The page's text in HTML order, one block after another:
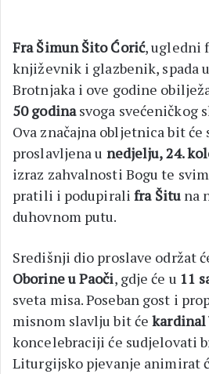
Fra Šimun Šito Ćorić, ugledni
književnik i glazbenik, spada
Brotnjaka i ove godine
50 godinasvoga svećeničkog
Ova značajna obljetnica bit će
proslavljena u nedjelju, 24.
izraz zahvalnosti Bogu te
pratili i podupiralifra Šituna
duhovnom putu.
Središnji dio proslave održat
Oborine u Paoči, gdje će u 11
sveta misa. Poseban gost i
misnom slavlju bit će
koncelebraciji će sudjelovati
Liturgijsko pjevanje animirat